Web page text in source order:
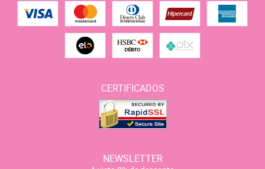
CERTIFICADOS
NEWSLETTER